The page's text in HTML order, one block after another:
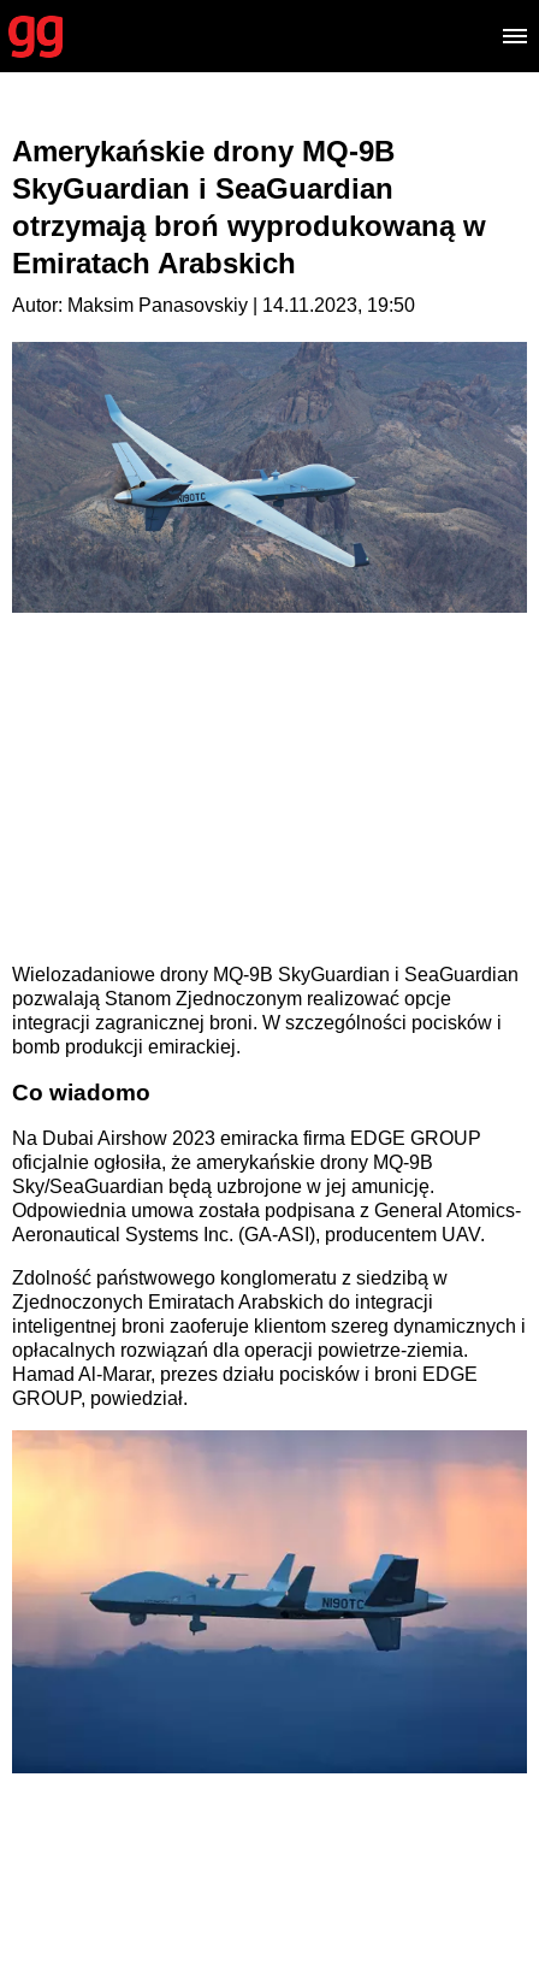
Amerykańskie drony MQ-9B
SkyGuardian i SeaGuardian
otrzymają broń wyprodukowaną w
Emiratach Arabskich
Autor: Maksim Panasovskiy | 14.11.2023, 19:50
Wielozadaniowe drony MQ-9B SkyGuardian i SeaGuardian
pozwalają Stanom Zjednoczonym realizować opcje
integracji zagranicznej broni. W szczególności pocisków i
bomb produkcji emirackiej.
Co wiadomo
Na Dubai Airshow 2023 emiracka firma EDGE GROUP
oficjalnie ogłosiła, że amerykańskie drony MQ-9B
Sky/SeaGuardian będą uzbrojone w jej amunicję.
Odpowiednia umowa została podpisana z General Atomics-
Aeronautical Systems Inc. (GA-ASI), producentem UAV.
Zdolność państwowego konglomeratu z siedzibą w
Zjednoczonych Emiratach Arabskich do integracji
inteligentnej broni zaoferuje klientom szereg dynamicznych i
opłacalnych rozwiązań dla operacji powietrze-ziemia.
Hamad Al-Marar, prezes działu pocisków i broni EDGE
GROUP, powiedział.